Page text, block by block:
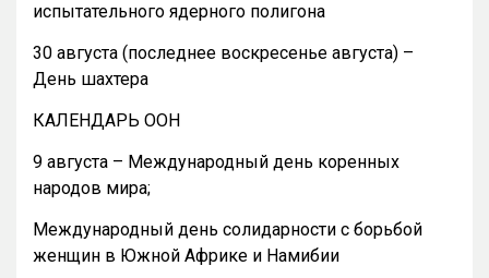
испытательного ядерного полигона
30 августа (последнее воскресенье августа) –
День шахтера
КАЛЕНДАРЬ ООН
9 августа – Международный день коренных
народов мира;
Международный день солидарности с борьбой
женщин в Южной Африке и Намибии